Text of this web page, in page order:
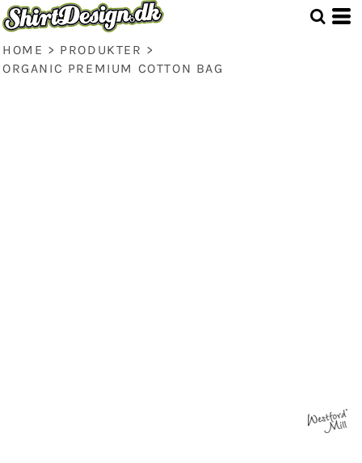
HOME > PRODUKTER >
ORGANIC PREMIUM COTTON BAG